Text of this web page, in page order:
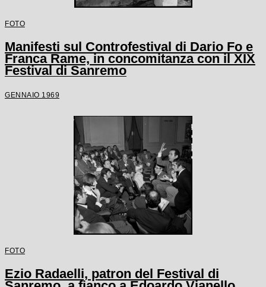
FOTO
Manifesti sul Controfestival di Dario Fo e
Franca Rame, in concomitanza con il XIX
Festival di Sanremo
GENNAIO 1969
FOTO
Ezio Radaelli, patron del Festival di